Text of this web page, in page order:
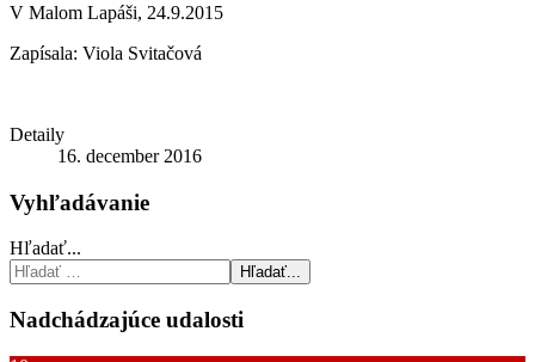
V Malom Lapáši, 24.9.2015
Zapísala: Viola Svitačová
Detaily
16. december 2016
Vyhľadávanie
Hľadať...
Hľadať...
Nadchádzajúce udalosti